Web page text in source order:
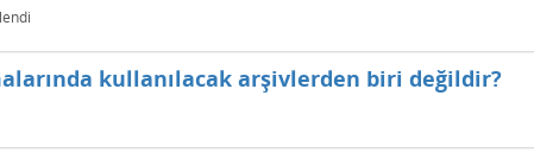
kullanılacak arşivlerden biri değildir?